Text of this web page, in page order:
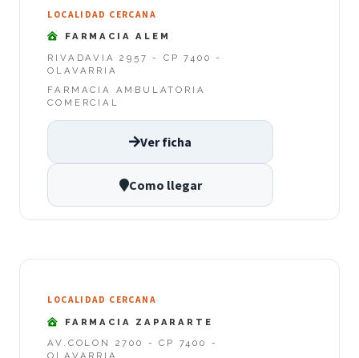
LOCALIDAD CERCANA
FARMACIA ALEM
RIVADAVIA 2957 - CP 7400 -
OLAVARRIA
FARMACIA AMBULATORIA
COMERCIAL
Ver ficha
Como llegar
LOCALIDAD CERCANA
FARMACIA ZAPARARTE
AV.COLON 2700 - CP 7400 -
OLAVARRIA